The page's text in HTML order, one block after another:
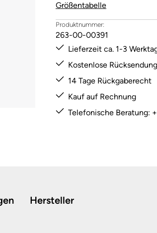
Größentabelle
Produktnummer:
263-00-00391
Lieferzeit ca. 1-3
Kostenlose Rücksendung
14 Tage Rückgaberecht
Kauf auf Rechnung
Telefonische Beratung:
Hersteller